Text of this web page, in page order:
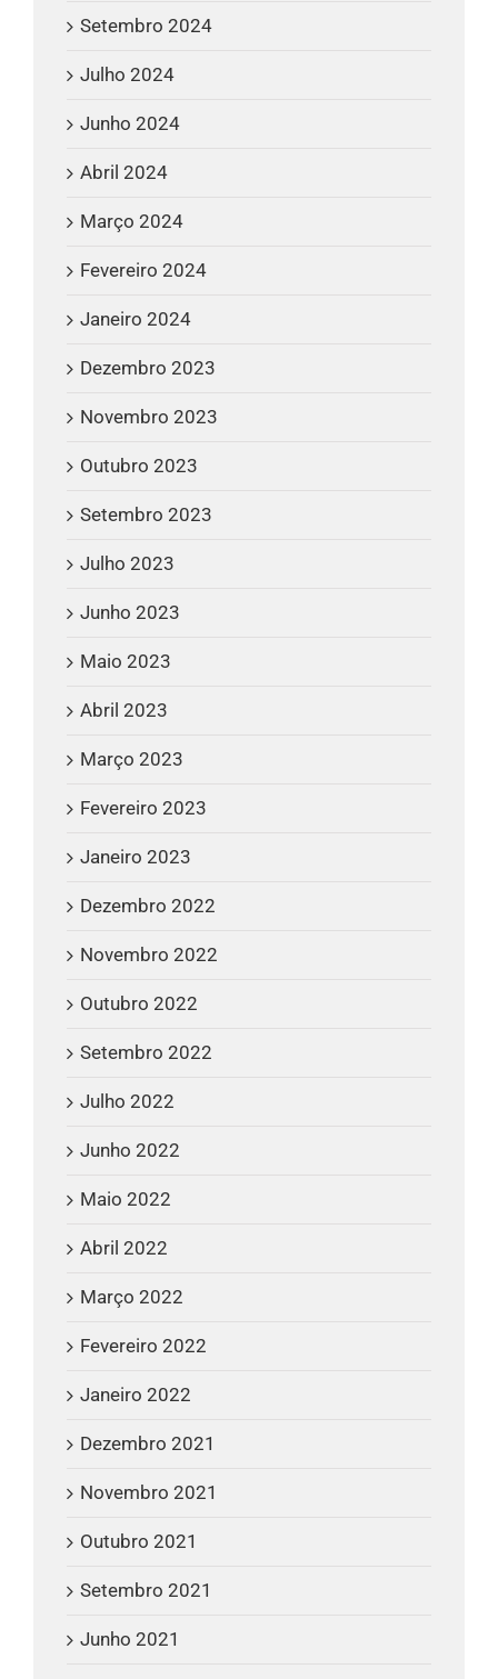
Setembro 2024
Julho 2024
Junho 2024
Abril 2024
Março 2024
Fevereiro 2024
Janeiro 2024
Dezembro 2023
Novembro 2023
Outubro 2023
Setembro 2023
Julho 2023
Junho 2023
Maio 2023
Abril 2023
Março 2023
Fevereiro 2023
Janeiro 2023
Dezembro 2022
Novembro 2022
Outubro 2022
Setembro 2022
Julho 2022
Junho 2022
Maio 2022
Abril 2022
Março 2022
Fevereiro 2022
Janeiro 2022
Dezembro 2021
Novembro 2021
Outubro 2021
Setembro 2021
Junho 2021